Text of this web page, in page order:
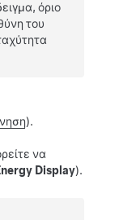
όριο
του
).
να
Display).